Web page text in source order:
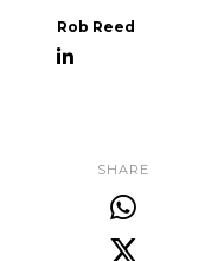
Rob Reed
SHARE